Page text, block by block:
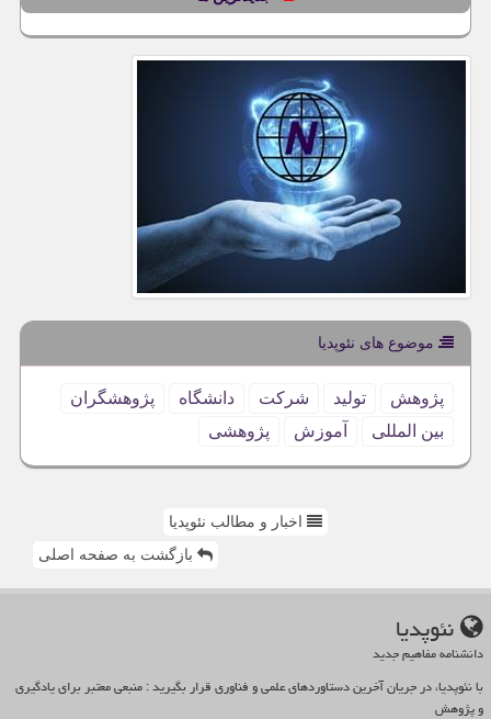
موضوع های نئوپدیا
پژوهش تولید شركت دانشگاه
پژوهشگران
بین المللی
آموزش پژوهشی
اخبار و مطالب نئوپدیا
بازگشت به صفحه اصلی
نئوپدیا
دانشنامه مفاهیم جدید
با نئوپدیا، در جریان آخرین دستاوردهای علمی و فناوری قرار بگیرید : منبعی معتبر برای یادگیری
و پژوهش